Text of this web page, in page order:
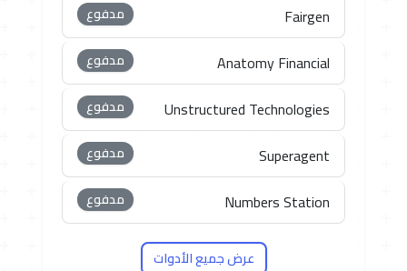
Fairgen مدفوع
Anatomy Financial مدفوع
Unstructured Technologies مدفوع
Superagent مدفوع
Numbers Station مدفوع
عرض جميع الأدوات